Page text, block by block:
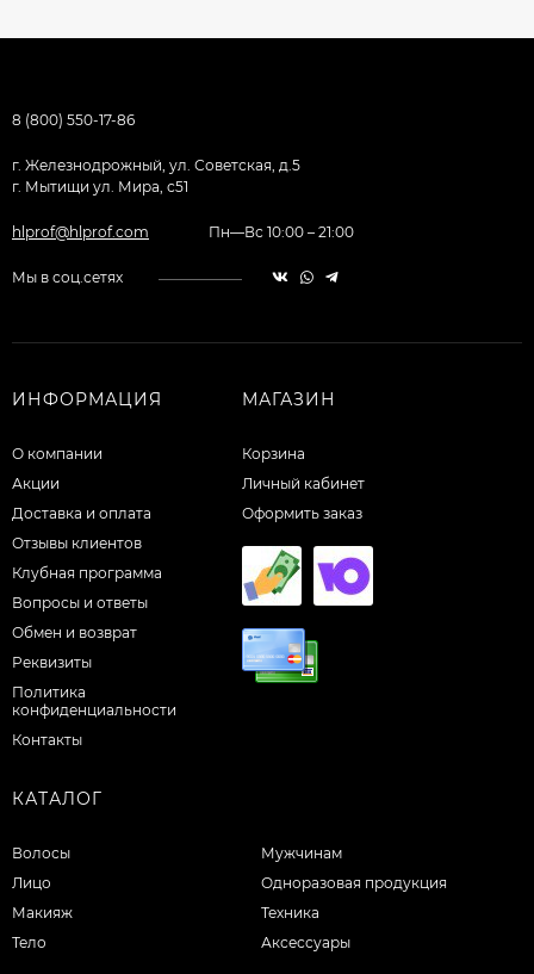
8 (800) 550-17-86
г. Железнодрожный, ул. Советская, д.5
г. Мытищи ул. Мира, с51
hlprof@hlprof.com Пн—Вс 10:00 – 21:00
Мы в соц.сетях
ИНФОРМАЦИЯ
О компании
Акции
Доставка и оплата
Отзывы клиентов
Клубная программа
Вопросы и ответы
Обмен и возврат
Реквизиты
Политика
конфиденциальности
Контакты
МАГАЗИН
Корзина
Личный кабинет
Оформить заказ
КАТАЛОГ
Волосы
Лицо
Макияж
Тело
Мужчинам
Одноразовая продукция
Техника
Аксессуары